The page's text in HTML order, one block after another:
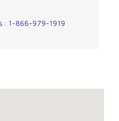
: 1-866-979-1919